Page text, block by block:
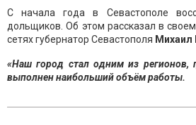
С начала года в Севастополе
дольщиков. Об этом рассказал в
сетях губернатор Севастополя Михаил
«Наш город стал одним из регионов,
выполнен наибольший объём работы.